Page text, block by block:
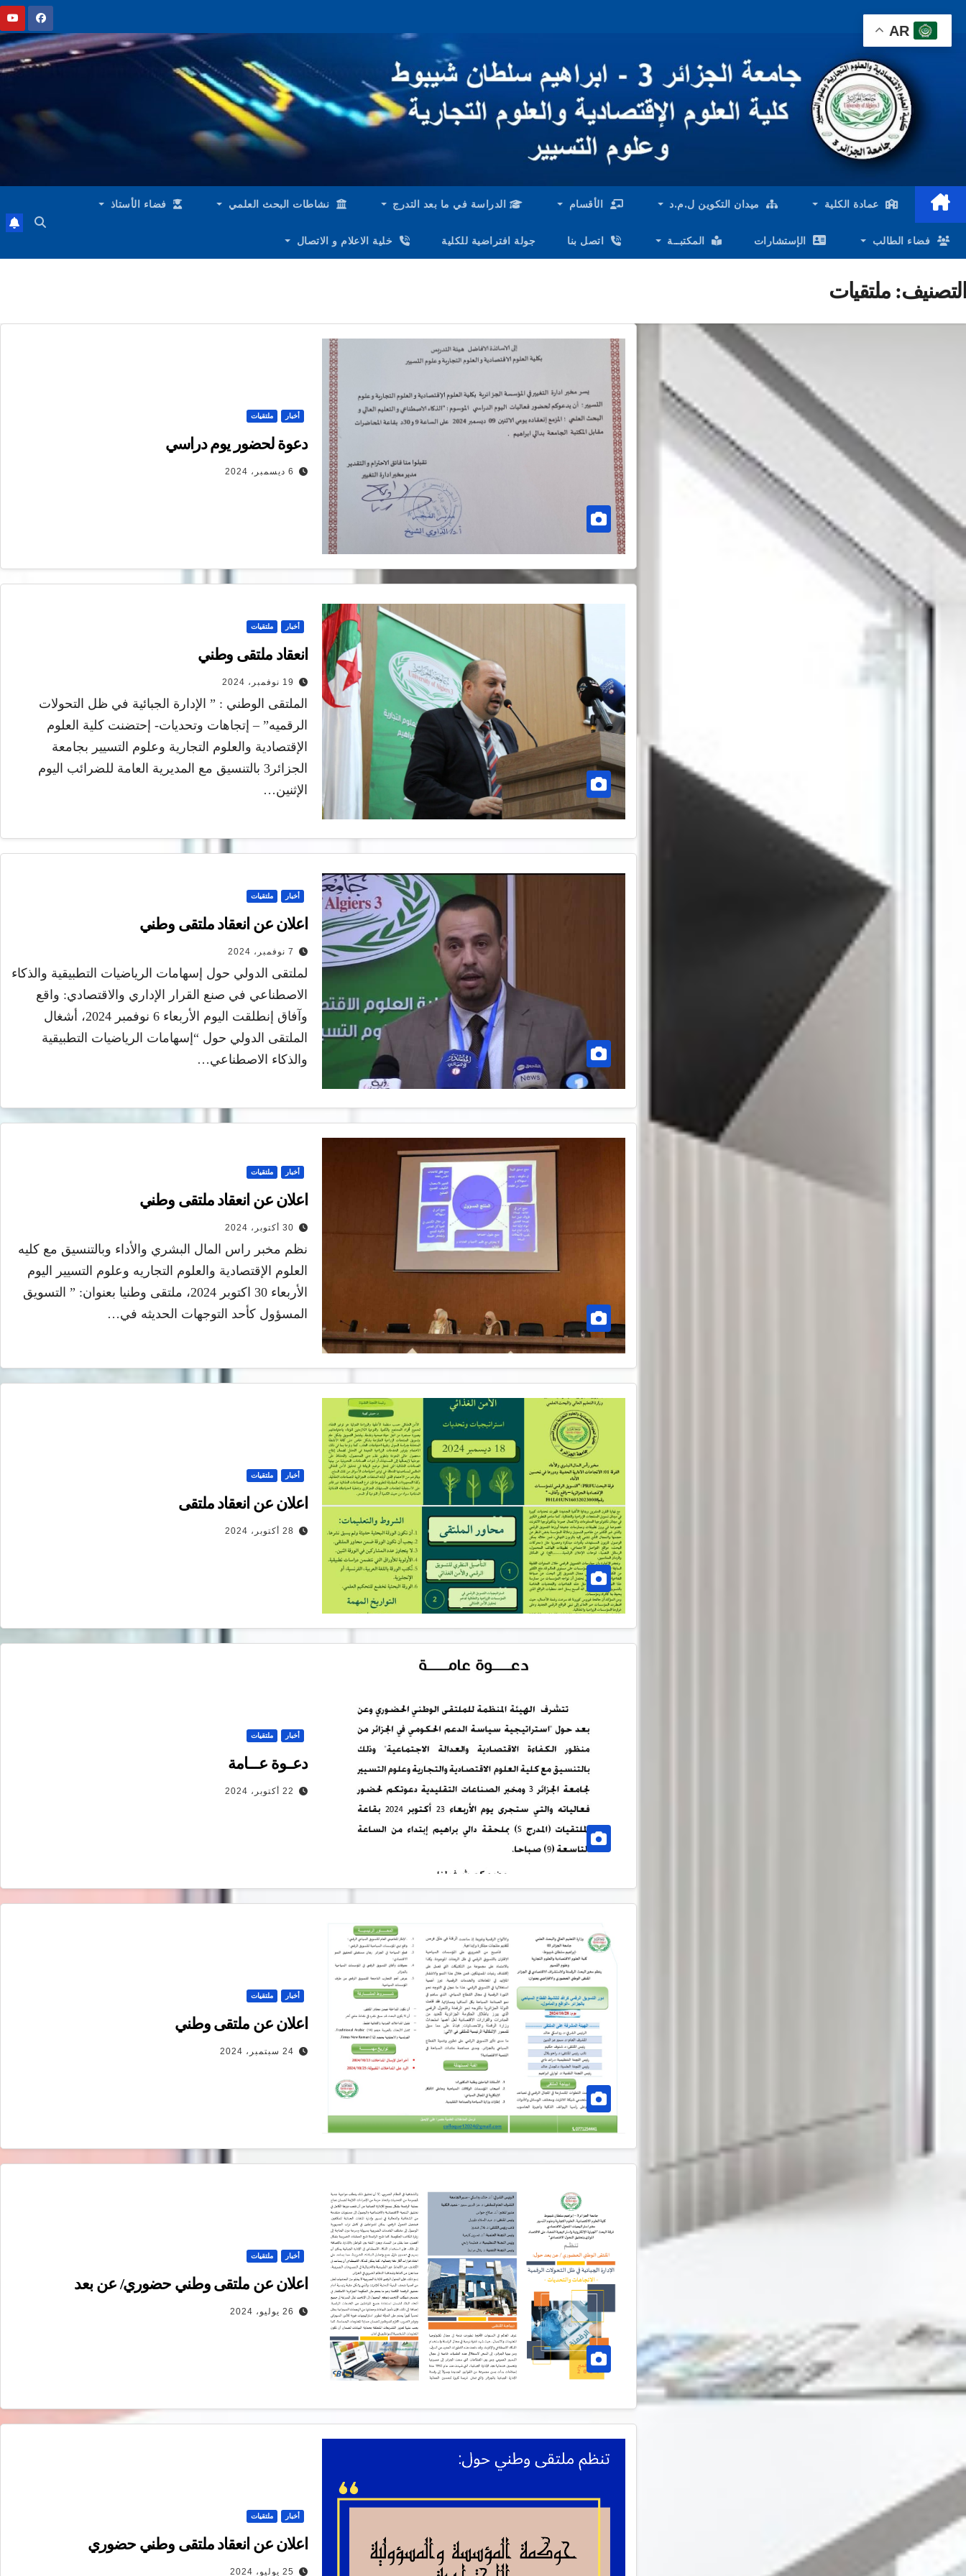
عمادة الكلية ميدان التكوين ل.م.د الأقسام الدراسة في ما بعد التدرج نشاطات البحث العلمي فضاء الأستاذ
فضاء الطالب الإستشارات المكتبــة اتصل بنا جولة افتراضية للكلية خلية الاعلام و الاتصال
التصنيف:ملتقيات
أخبار ملتقيات
دعوة لحضور يوم دراسي
6 ديسمبر، 2024
أخبار ملتقيات
انعقاد ملتقى وطني
19 نوفمبر، 2024
الملتقى الوطني : ” الإدارة الجبائية في ظل التحولات
الرقميه” – إتجاهات وتحديات- إحتضنت كلية العلوم
الإقتصادية والعلوم التجارية وعلوم التسيير بجامعة
الجزائر3 بالتنسيق مع المديرية العامة للضرائب اليوم
الإثنين…
أخبار ملتقيات
اعلان عن انعقاد ملتقى وطني
7 نوفمبر، 2024
لملتقى الدولي حول إسهامات الرياضيات التطبيقية والذكاء
الاصطناعي في صنع القرار الإداري والاقتصادي: واقع
وآفاق إنطلقت اليوم الأربعاء 6 نوفمبر 2024، أشغال
الملتقى الدولي حول “إسهامات الرياضيات التطبيقية
والذكاء الاصطناعي…
أخبار ملتقيات
اعلان عن انعقاد ملتقى وطني
30 أكتوبر، 2024
نظم مخبر راس المال البشري والأداء وبالتنسيق مع كليه
العلوم الإقتصادية والعلوم التجاريه وعلوم التسيير اليوم
الأربعاء 30 اكتوبر 2024، ملتقى وطنيا بعنوان: ” التسويق
المسؤول كأحد التوجهات الحديثه في…
أخبار ملتقيات
اعلان عن انعقاد ملتقى
28 أكتوبر، 2024
أخبار ملتقيات
دعــوة عـــامة
22 أكتوبر، 2024
أخبار ملتقيات
اعلان عن ملتقى وطني
24 سبتمبر، 2024
أخبار ملتقيات
اعلان عن ملتقى وطني حضوري/ عن بعد
26 يوليو، 2024
أخبار ملتقيات
اعلان عن انعقاد ملتقى وطني حضوري
25 يوليو، 2024
AR